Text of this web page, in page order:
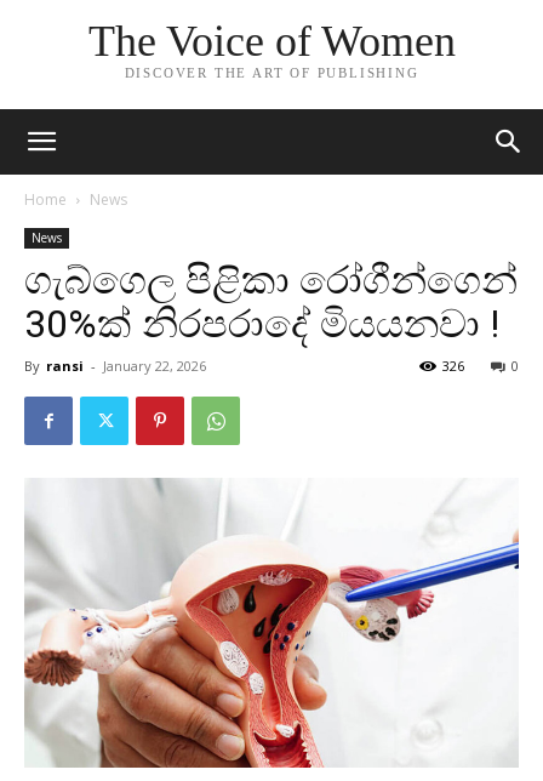
The Voice of Women
DISCOVER THE ART OF PUBLISHING
Home News
News
ගැබ්ගෙල පිළිකා රෝගීන්ගෙන්
30%ක් නිරපරාදේ මියයනවා !
By ransi - January 22, 2026 0
326